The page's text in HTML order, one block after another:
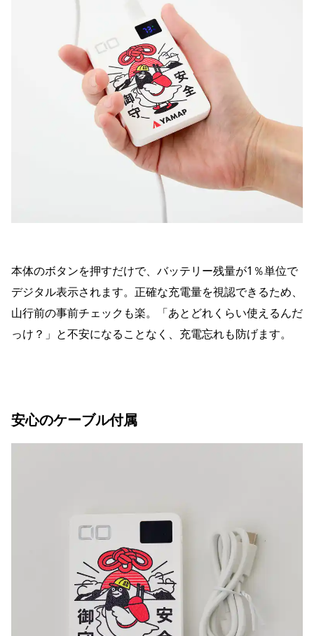
本体のボタンを押すだけで、バッテリー残量が1％単位で
デジタル表示されます。正確な充電量を視認できるため、
山行前の事前チェックも楽。「あとどれくらい使えるんだ
っけ？」と不安になることなく、充電忘れも防げます。
安心のケーブル付属